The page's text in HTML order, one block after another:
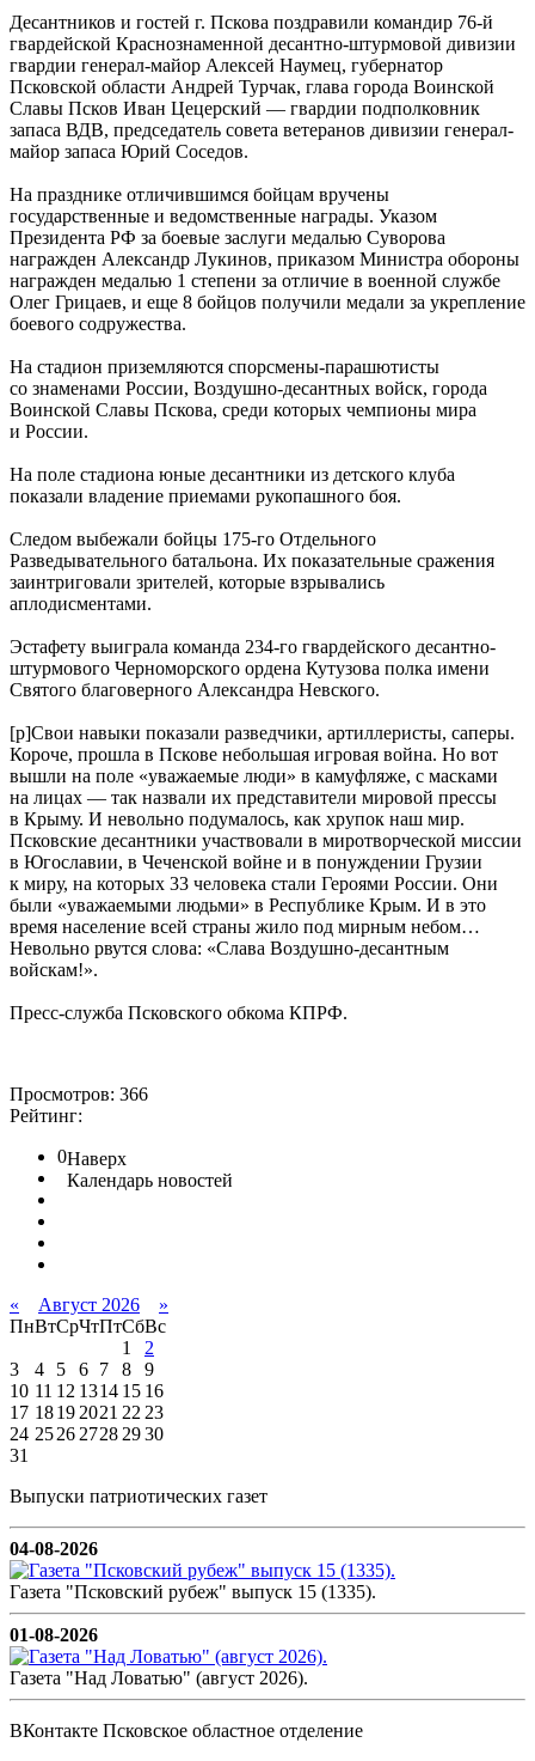
Десантников и гостей г. Пскова поздравили командир 76-й
гвардейской Краснознаменной десантно-штурмовой дивизии
гвардии генерал-майор Алексей Наумец, губернатор
Псковской области Андрей Турчак, глава города Воинской
Славы Псков Иван Цецерский — гвардии подполковник
запаса ВДВ, председатель совета ветеранов дивизии генерал-
майор запаса Юрий Соседов.
На празднике отличившимся бойцам вручены
государственные и ведомственные награды. Указом
Президента РФ за боевые заслуги медалью Суворова
награжден Александр Лукинов, приказом Министра обороны
награжден медалью 1 степени за отличие в военной службе
Олег Грицаев, и еще 8 бойцов получили медали за укрепление
боевого содружества.
На стадион приземляются спорсмены-парашютисты
со знаменами России, Воздушно-десантных войск, города
Воинской Славы Пскова, среди которых чемпионы мира
и России.
На поле стадиона юные десантники из детского клуба
показали владение приемами рукопашного боя.
Следом выбежали бойцы 175-го Отдельного
Разведывательного батальона. Их показательные сражения
заинтриговали зрителей, которые взрывались
аплодисментами.
Эстафету выиграла команда 234-го гвардейского десантно-
штурмового Черноморского ордена Кутузова полка имени
Святого благоверного Александра Невского.
[p]Свои навыки показали разведчики, артиллеристы, саперы.
Короче, прошла в Пскове небольшая игровая война. Но вот
вышли на поле «уважаемые люди» в камуфляже, с масками
на лицах — так назвали их представители мировой прессы
в Крыму. И невольно подумалось, как хрупок наш мир.
Псковские десантники участвовали в миротворческой миссии
в Югославии, в Чеченской войне и в понуждении Грузии
к миру, на которых 33 человека стали Героями России. Они
были «уважаемыми людьми» в Республике Крым. И в это
время население всей страны жило под мирным небом…
Невольно рвутся слова: «Слава Воздушно-десантным
войскам!».
Пресс-служба Псковского обкома КПРФ.
Просмотров: 366
Рейтинг:
0Наверх
Календарь новостей
« Август 2026
»
ПнВтСрЧтПтСбВс
1
2
3
4 5 6 7 8
9
10 11 12 1314 15 16
17 18192021 2223
24 252627282930
31
Выпуски патриотических газет
04-08-2026
Газета "Псковский рубеж" выпуск 15 (1335).
01-08-2026
Газета "Над Ловатью" (август 2026).
ВКонтакте Псковское областное отделение